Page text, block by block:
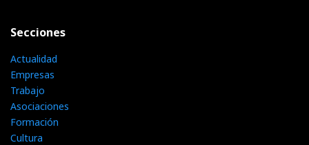
Secciones
Actualidad
Empresas
Trabajo
Asociaciones
Formación
Cultura